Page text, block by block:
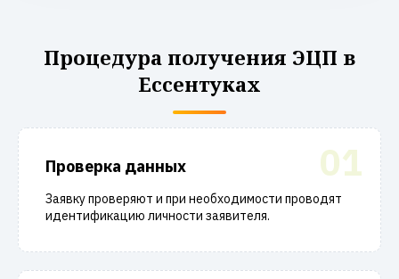
Процедура получения ЭЦП в
Ессентуках
01
Проверка данных
Заявку проверяют и при необходимости проводят
идентификацию личности заявителя.